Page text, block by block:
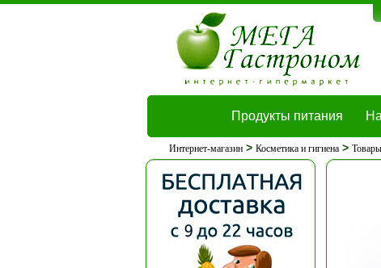
Продукты питания
Интернет-магазин >Косметика и гигиена >